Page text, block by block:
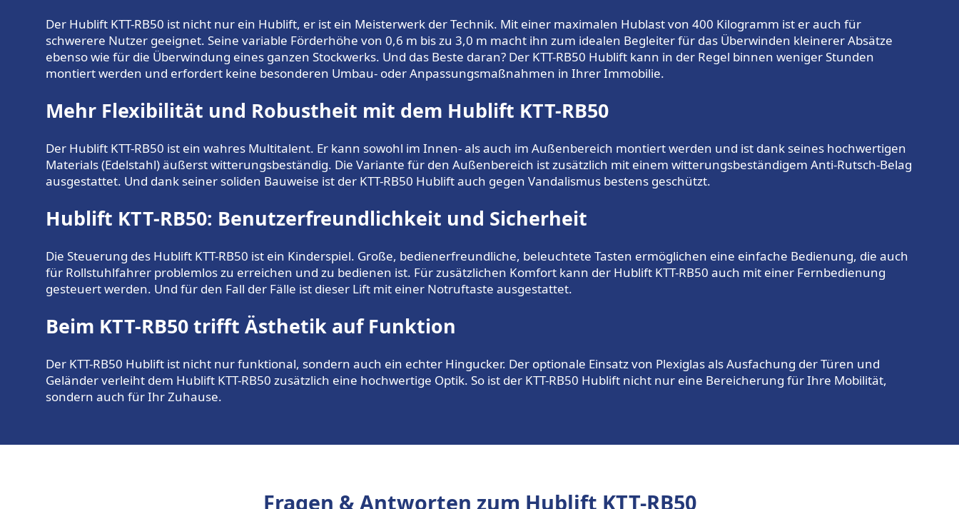
Der Hublift KTT-RB50 ist nicht nur ein Hublift, er ist ein Meisterwerk der Technik. Mit einer maximalen Hublast von 400 Kilogramm ist er auch für
schwerere Nutzer geeignet. Seine variable Förderhöhe von 0,6 m bis zu 3,0 m macht ihn zum idealen Begleiter für das Überwinden kleinerer Absätze
ebenso wie für die Überwindung eines ganzen Stockwerks. Und das Beste daran? Der KTT-RB50 Hublift kann in der Regel binnen weniger Stunden
montiert werden und erfordert keine besonderen Umbau- oder Anpassungsmaßnahmen in Ihrer Immobilie.
Mehr Flexibilität und Robustheit mit dem Hublift KTT-RB50
Der Hublift KTT-RB50 ist ein wahres Multitalent. Er kann sowohl im Innen- als auch im Außenbereich montiert werden und ist dank seines hochwertigen
Materials (Edelstahl) äußerst witterungsbeständig. Die Variante für den Außenbereich ist zusätzlich mit einem witterungsbeständigem Anti-Rutsch-Belag
ausgestattet. Und dank seiner soliden Bauweise ist der KTT-RB50 Hublift auch gegen Vandalismus bestens geschützt.
Hublift KTT-RB50: Benutzerfreundlichkeit und Sicherheit
Die Steuerung des Hublift KTT-RB50 ist ein Kinderspiel. Große, bedienerfreundliche, beleuchtete Tasten ermöglichen eine einfache Bedienung, die auch
für Rollstuhlfahrer problemlos zu erreichen und zu bedienen ist. Für zusätzlichen Komfort kann der Hublift KTT-RB50 auch mit einer Fernbedienung
gesteuert werden. Und für den Fall der Fälle ist dieser Lift mit einer Notruftaste ausgestattet.
Beim KTT-RB50 trifft Ästhetik auf Funktion
Der KTT-RB50 Hublift ist nicht nur funktional, sondern auch ein echter Hingucker. Der optionale Einsatz von Plexiglas als Ausfachung der Türen und
Geländer verleiht dem Hublift KTT-RB50 zusätzlich eine hochwertige Optik. So ist der KTT-RB50 Hublift nicht nur eine Bereicherung für Ihre Mobilität,
sondern auch für Ihr Zuhause.
Fragen & Antworten zum Hublift KTT-RB50